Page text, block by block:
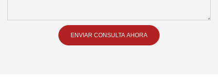
ENVIAR CONSULTA AHORA